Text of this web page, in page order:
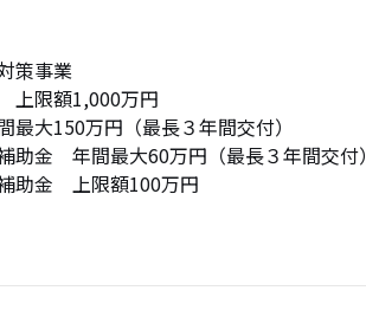
策事業
上限額1,000万円
大150万円（最長３年間交付）
助金 年間最大60万円（最長３年間交付）
助金 上限額100万円